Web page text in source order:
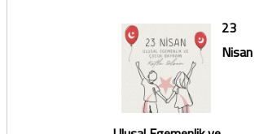
23
Nisan